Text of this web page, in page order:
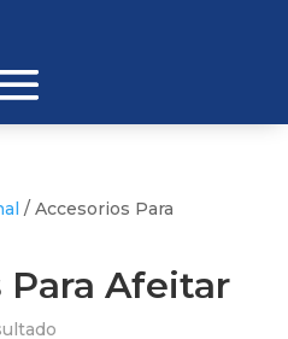
/ Accesorios Para
Para Afeitar